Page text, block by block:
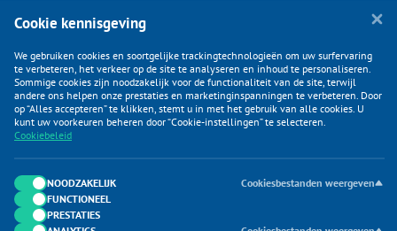
KLANTENSERVICE
CATEGORIEËN
DUIJVELAAR E-COMMERCE
CONTACTEN
Cookie kennisgeving
We gebruiken cookies en soortgelijke trackingtechnologieën om uw surfervaring
te verbeteren, het verkeer op de site te analyseren en inhoud te personaliseren.
Sommige cookies zijn noodzakelijk voor de functionaliteit van de site, terwijl
andere ons helpen onze prestaties en marketinginspanningen te verbeteren. Door
op “Alles accepteren” te klikken, stemt u in met het gebruik van alle cookies. U
kunt uw voorkeuren beheren door “Cookie-instellingen” te selecteren.
Cookiebeleid
NOODZAKELIJK
Cookiesbestanden weergeven
FUNCTIONEEL
PRESTATIES